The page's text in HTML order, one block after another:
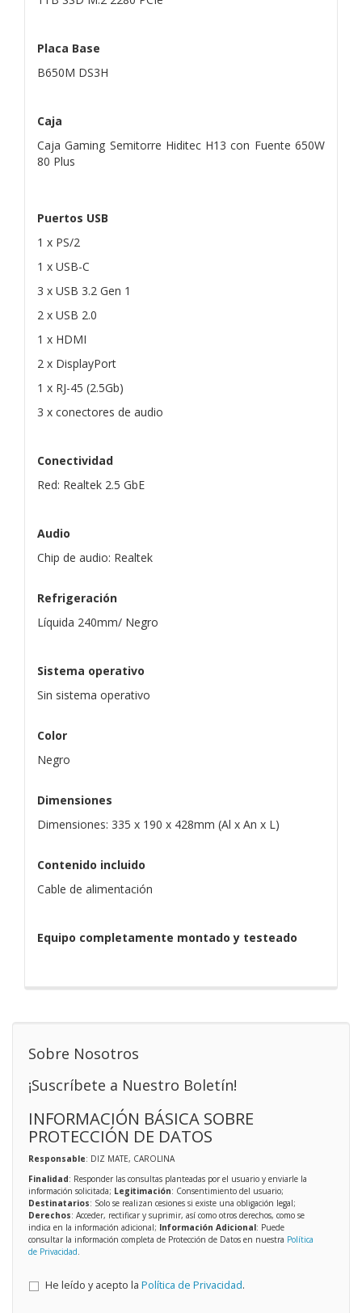
Placa Base
B650M DS3H
Caja
Caja Gaming Semitorre Hiditec H13 con Fuente 650W
80 Plus
Puertos USB
1 x PS/2
1 x USB-C
3 x USB 3.2 Gen 1
2 x USB 2.0
1 x HDMI
2 x DisplayPort
1 x RJ-45 (2.5Gb)
3 x conectores de audio
Conectividad
Red: Realtek 2.5 GbE
Audio
Chip de audio: Realtek
Refrigeración
Líquida 240mm/ Negro
Sistema operativo
Sin sistema operativo
Color
Negro
Dimensiones
Dimensiones: 335 x 190 x 428mm (Al x An x L)
Contenido incluido
Cable de alimentación
Equipo completamente montado y testeado
Sobre Nosotros
¡Suscríbete a Nuestro Boletín!
INFORMACIÓN BÁSICA SOBRE
PROTECCIÓN DE DATOS
Responsable: DIZ MATE, CAROLINA
Finalidad: Responder las consultas planteadas por el usuario y enviarle la
información solicitada; Legitimación: Consentimiento del usuario;
Destinatarios: Solo se realizan cesiones si existe una obligación legal;
Derechos: Acceder, rectificar y suprimir, así como otros derechos, como se
indica en la información adicional; Información Adicional: Puede
consultar la información completa de Protección de Datos en nuestra Política
de Privacidad
He leído y acepto la Política de Privacidad.